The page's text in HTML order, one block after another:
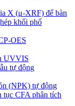
X (μ-XRF) để bàn
khối phổ
OES
UVVIS
tự động
(NPK) tự động
tục CFA phân tích